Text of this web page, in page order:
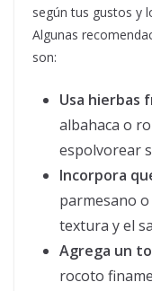
según tus gustos y
Algunas
son:
Usa hierbas
albahaca o
espolvorear
Incorpora
parmesano
textura y el
Agrega un
rocoto